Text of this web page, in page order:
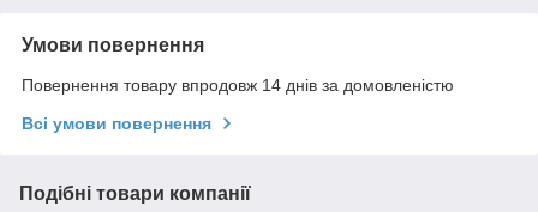
Умови повернення
Повернення товару впродовж 14 днів за домовленістю
Всі умови повернення
Подібні товари компанії